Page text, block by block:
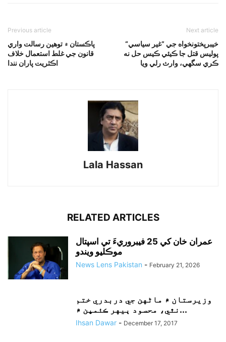
Previous article
پاڪستان ۾ توهين رسالت واري
قانون جي غلط استعمال خلاف
اڪثريت پاران نندا
Next article
خيبرپختونخواه جي ”غير سياسي“
پوليس قتل جا ڪيئي ڪيس حل نه
ڪري سگهي، وارث رلي ويا
Lala Hassan
RELATED ARTICLES
عمران خان کي 25 فيبروريءَ تي اسپتال
موڪليو ويندو
News Lens Pakistan - February 21, 2026
وزيرستان ۾ ماڻهن جي دربدري ختم
نٿي، محسود ٻيهر ڪئمپن ۾...
Ihsan Dawar - December 17, 2017